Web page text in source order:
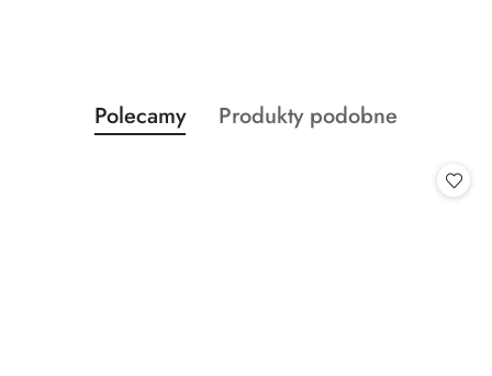
Pomiń karuzelę produktów
Produkty
o
Polecamy
Produkty
Produkty podobne